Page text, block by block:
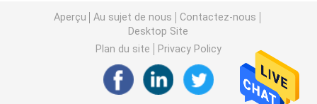
Ruban adhésif de Polyimide
Ruban adhésif de mousse
Aperçu Au sujet de nous
Contactez-nous
Desktop Site
Plan du site
Privacy Policy